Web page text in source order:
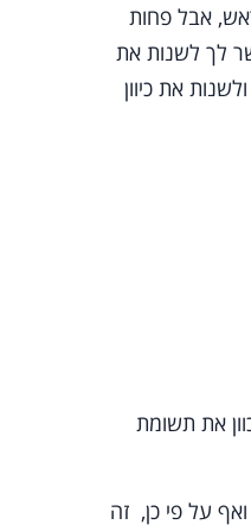
אבל פחות
לך לשנות את
את כיוון
את תשומת
על פי כן, זה